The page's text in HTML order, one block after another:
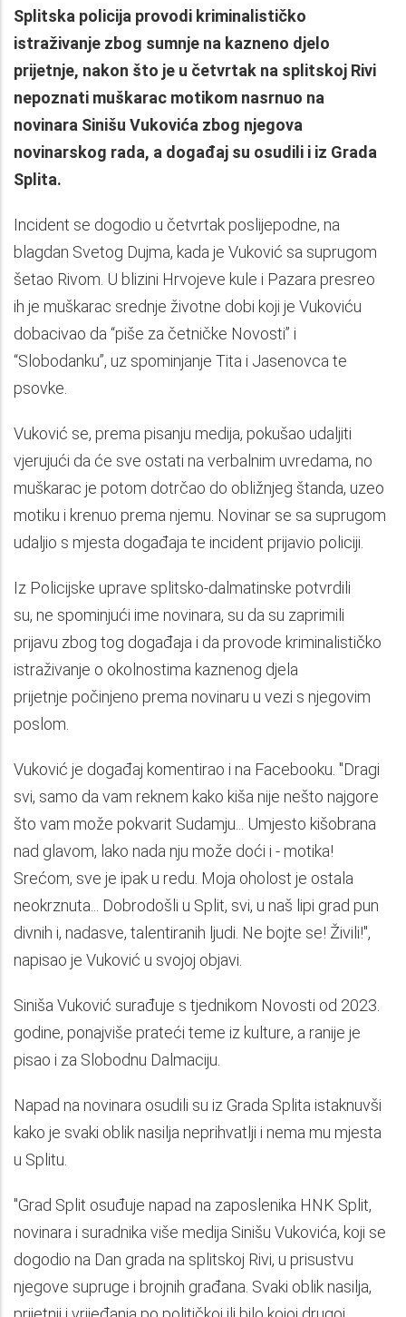
Splitska policija provodi kriminalističko
istraživanje zbog sumnje na kazneno djelo
prijetnje, nakon što je u četvrtak na splitskoj Rivi
nepoznati muškarac motikom nasrnuo na
novinara Sinišu Vukovića zbog njegova
novinarskog rada, a događaj su osudili i iz Grada
Splita.
Incident se dogodio u četvrtak poslijepodne, na
blagdan Svetog Dujma, kada je Vuković sa suprugom
šetao Rivom. U blizini Hrvojeve kule i Pazara presreo
ih je muškarac srednje životne dobi koji je Vukoviću
dobacivao da “piše za četničke Novosti” i
“Slobodanku”, uz spominjanje Tita i Jasenovca te
psovke.
Vuković se, prema pisanju medija, pokušao udaljiti
vjerujući da će sve ostati na verbalnim uvredama, no
muškarac je potom dotrčao do obližnjeg štanda, uzeo
motiku i krenuo prema njemu. Novinar se sa suprugom
udaljio s mjesta događaja te incident prijavio policiji.
Iz Policijske uprave splitsko-dalmatinske potvrdili
su, ne spominjući ime novinara, su da su zaprimili
prijavu zbog tog događaja i da provode kriminalističko
istraživanje o okolnostima kaznenog djela
prijetnje počinjeno prema novinaru u vezi s njegovim
poslom.
Vuković je događaj komentirao i na Facebooku. "Dragi
svi, samo da vam reknem kako kiša nije nešto najgore
što vam može pokvarit Sudamju... Umjesto kišobrana
nad glavom, lako nada nju može doći i - motika!
Srećom, sve je ipak u redu. Moja oholost je ostala
neokrznuta... Dobrodošli u Split, svi, u naš lipi grad pun
divnih i, nadasve, talentiranih ljudi. Ne bojte se! Živili!",
napisao je Vuković u svojoj objavi.
Siniša Vuković surađuje s tjednikom Novosti od 2023.
godine, ponajviše prateći teme iz kulture, a ranije je
pisao i za Slobodnu Dalmaciju.
Napad na novinara osudili su iz Grada Splita istaknuvši
kako je svaki oblik nasilja neprihvatlji i nema mu mjesta
u Splitu.
"Grad Split osuđuje napad na zaposlenika HNK Split,
novinara i suradnika više medija Sinišu Vukovića, koji se
dogodio na Dan grada na splitskoj Rivi, u prisustvu
njegove supruge i brojnih građana. Svaki oblik nasilja,